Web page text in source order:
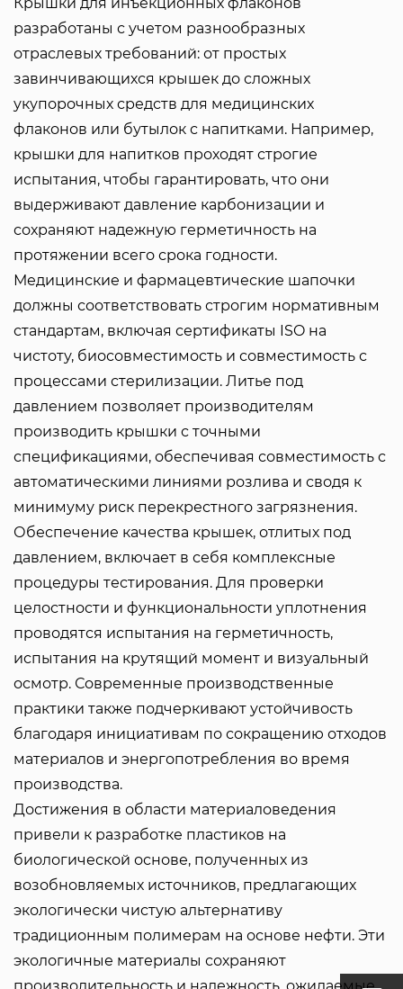
разработаны с учетом разнообразных
отраслевых требований: от простых
завинчивающихся крышек до сложных
укупорочных средств для медицинских
флаконов или бутылок с напитками. Например,
крышки для напитков проходят строгие
испытания, чтобы гарантировать, что они
выдерживают давление карбонизации и
сохраняют надежную герметичность на
протяжении всего срока годности.
Медицинские и фармацевтические шапочки
должны соответствовать строгим нормативным
стандартам, включая сертификаты ISO на
чистоту, биосовместимость и совместимость с
процессами стерилизации. Литье под
давлением позволяет производителям
производить крышки с точными
спецификациями, обеспечивая совместимость с
автоматическими линиями розлива и сводя к
минимуму риск перекрестного загрязнения.
Обеспечение качества крышек, отлитых под
давлением, включает в себя комплексные
процедуры тестирования. Для проверки
целостности и функциональности уплотнения
проводятся испытания на герметичность,
испытания на крутящий момент и визуальный
осмотр. Современные производственные
практики также подчеркивают устойчивость
благодаря инициативам по сокращению отходов
материалов и энергопотребления во время
производства.
Достижения в области материаловедения
привели к разработке пластиков на
биологической основе, полученных из
возобновляемых источников, предлагающих
экологически чистую альтернативу
традиционным полимерам на основе нефти. Эти
экологичные материалы сохраняют